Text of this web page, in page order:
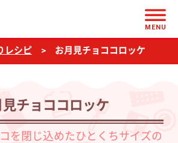
MENU
レシピ お月見チョココロッケ
見チョココロッケ
を閉じ込めたひとくちサイズの